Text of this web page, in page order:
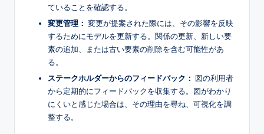
ていることを確認する。
変更管理： 変更が提案された際には、その影響を反映
するためにモデルを更新する。関係の更新、新しい要
素の追加、または古い要素の削除を含む可能性があ
る。
ステークホルダーからのフィードバック： 図の利用者
から定期的にフィードバックを収集する。図がわかり
にくいと感じた場合は、その理由を尋ね、可視化を調
整する。